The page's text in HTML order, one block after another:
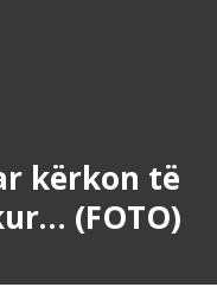
kërkon të
(FOTO)